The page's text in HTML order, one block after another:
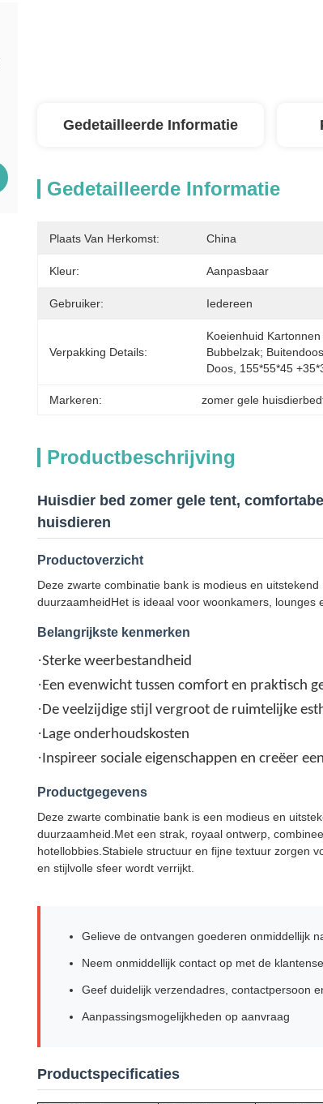
Gedetailleerde Informatie
Gedetailleerde Informatie
Plaats Van Herkomst: China
Kleur: Aanpasbaar
Gebruiker: Iedereen
Verpakking Details:
Koeienhuid
Bubbelzak;
Doos, 155*55*45
Markeren: zomer gele
Productbeschrijving
Huisdier bed zomer gele tent,
huisdieren
Productoverzicht
Deze zwarte combinatie bank is modieus en
duurzaamheidHet is ideaal voor woonkamers,
Belangrijkste kenmerken
·Sterke weerbestandheid
·Een evenwicht tussen comfort en praktisch
·De veelzijdige stijl vergroot de ruimtelijke
·Lage onderhoudskosten
·Inspireer sociale eigenschappen en creëer
Productgegevens
Deze zwarte combinatie bank is een modieus en
duurzaamheid.Met een strak, royaal ontwerp,
hotellobbies.Stabiele structuur en fijne textuur zorgen
en stijlvolle sfeer wordt verrijkt.
Gelieve de ontvangen goederen onmiddellijk
Neem onmiddellijk contact op met de
Geef duidelijk verzendadres, contactpersoon
Aanpassingsmogelijkheden op aanvraag
Productspecificaties